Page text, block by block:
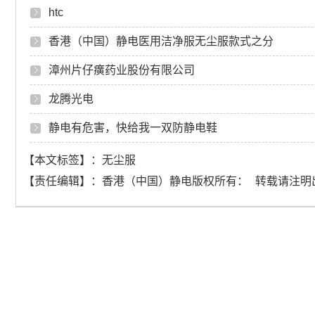
htc
香港（中国）静电医用洁净服无尘服款式之分
漳州片仔癀药业股份有限公司
龙腾光电
静电有危害，快给我一双防静电鞋
【本文标签】： 无尘服
【责任编辑】： 香港（中国）静电版权所有： 转载请注明